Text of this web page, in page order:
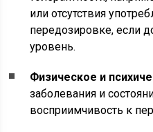
или отсутствия
передозировке, если
уровень.
Физическое и
заболевания и
восприимчивость к